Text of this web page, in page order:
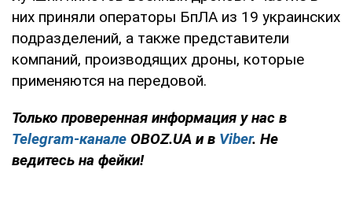
них приняли операторы БпЛА из 19 украинских
подразделений, а также представители
компаний, производящих дроны, которые
применяются на передовой.
Только проверенная информация у нас в
Telegram-канале OBOZ.UA и в Viber. Не
ведитесь на фейки!